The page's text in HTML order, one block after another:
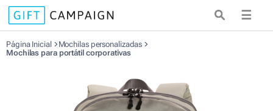
☰
Página Inicial
Mochilas personalizadas
Mochilas para portátil corporativas